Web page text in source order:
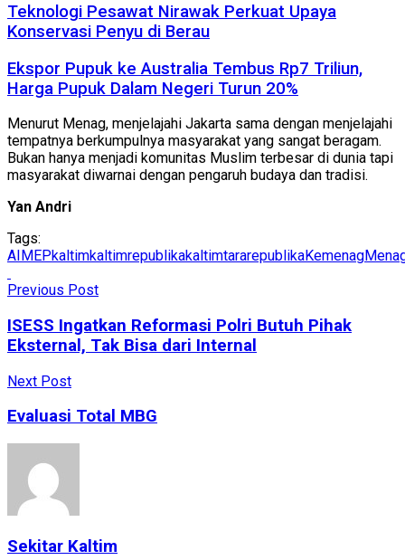
Teknologi Pesawat Nirawak Perkuat Upaya
Konservasi Penyu di Berau
Ekspor Pupuk ke Australia Tembus Rp7 Triliun,
Harga Pupuk Dalam Negeri Turun 20%
Menurut Menag, menjelajahi Jakarta sama dengan menjelajahi
tempatnya berkumpulnya masyarakat yang sangat beragam.
Bukan hanya menjadi komunitas Muslim terbesar di dunia tapi
masyarakat diwarnai dengan pengaruh budaya dan tradisi.
Yan Andri
Tags:
AIMEPkaltimkaltimrepublikakaltimtararepublikaKemenag
Previous Post
ISESS Ingatkan Reformasi Polri Butuh Pihak
Eksternal, Tak Bisa dari Internal
Next Post
Evaluasi Total MBG
Sekitar Kaltim